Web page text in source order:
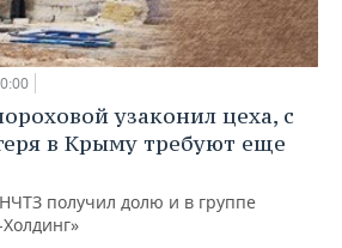
узаконил цеха, с
в Крыму требуют еще
получил долю и в группе